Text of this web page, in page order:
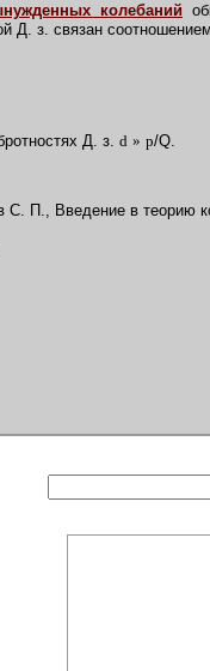
колебаний
Д. з. связан соотношением
Д. з. d » p/Q.
С. П., Введение в теорию